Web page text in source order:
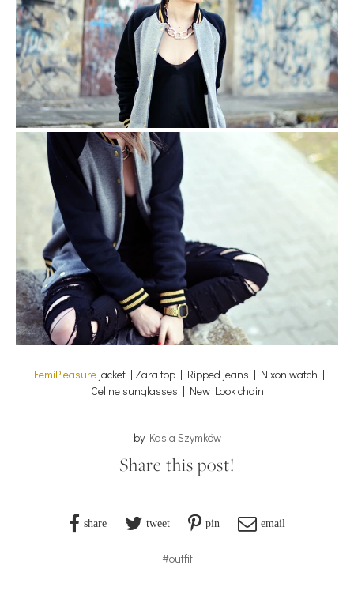
FemiPleasure jacket | Zara top | Ripped jeans | Nixon watch |
Celine sunglasses | New Look chain
by Kasia Szymków
Share this post!
share tweet pin email
#outfit